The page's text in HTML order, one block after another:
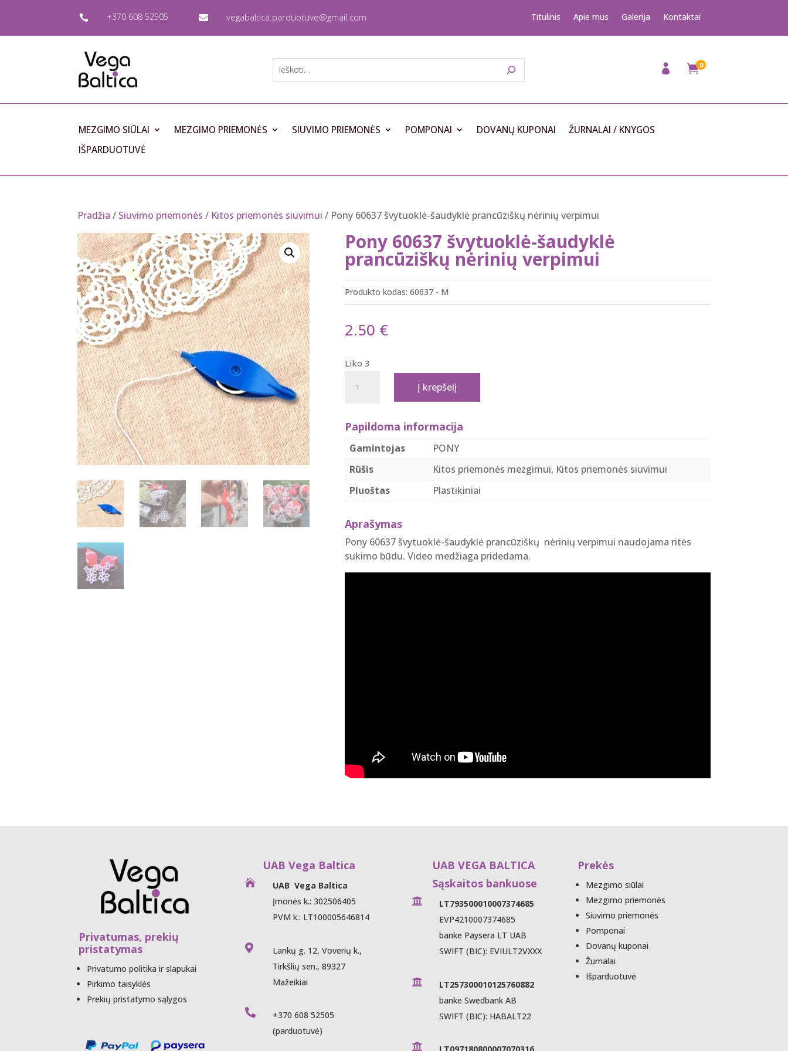
 +370 608 52505  vegabaltica.parduotuve@gmail.com Titulinis Apie mus Galerija Kontaktai
0
MEZGIMO SIŪLAI MEZGIMO PRIEMONĖS SIUVIMO PRIEMONĖS POMPONAI DOVANŲ KUPONAI
ŽURNALAI / KNYGOS
IŠPARDUOTUVĖ
Pradžia / Siuvimo priemonės / Kitos priemonės siuvimui / Pony 60637 švytuoklė-šaudyklė prancūziškų nėrinių verpimui
Pony 60637 švytuoklė-šaudyklė
prancūziškų nėrinių verpimui
Produkto kodas: 60637 - M
2.50 €
Liko 3
kiekis:
60637
švytuoklė-
šaudyklė
prancūziškų
nėrinių
verpimui
Į krepšelį
Papildoma informacija
Gamintojas
PONY
Rūšis
Kitos priemonės mezgimui, Kitos priemonės siuvimui
Pluoštas
Plastikiniai
Aprašymas
Pony 60637 švytuoklė-šaudyklė prancūziškų nėrinių verpimui naudojama ritės
sukimo būdu. Video medžiaga pridedama.
Privatumas, prekių
pristatymas
Privatumo politika ir slapukai
Pirkimo taisyklės
Prekių pristatymo sąlygos
UAB Vega Baltica

UAB Vega Baltica
Įmonės k.: 302506405
PVM k.: LT100005646814

Lankų g. 12, Voverių k.,
Tirkšlių sen., 89327
Mažeikiai

+370 608 52505
(parduotuvė)
UAB VEGA BALTICA
Sąskaitos bankuose

LT793500010007374685
EVP4210007374685
banke Paysera LT UAB
SWIFT (BIC): EVIULT2VXXX

LT257300010125760882
banke Swedbank AB
SWIFT (BIC): HABALT22

Prekės
Mezgimo siūlai
Mezgimo priemonės
Siuvimo priemonės
Pomponai
Dovanų kuponai
Žurnalai
Išparduotuvė